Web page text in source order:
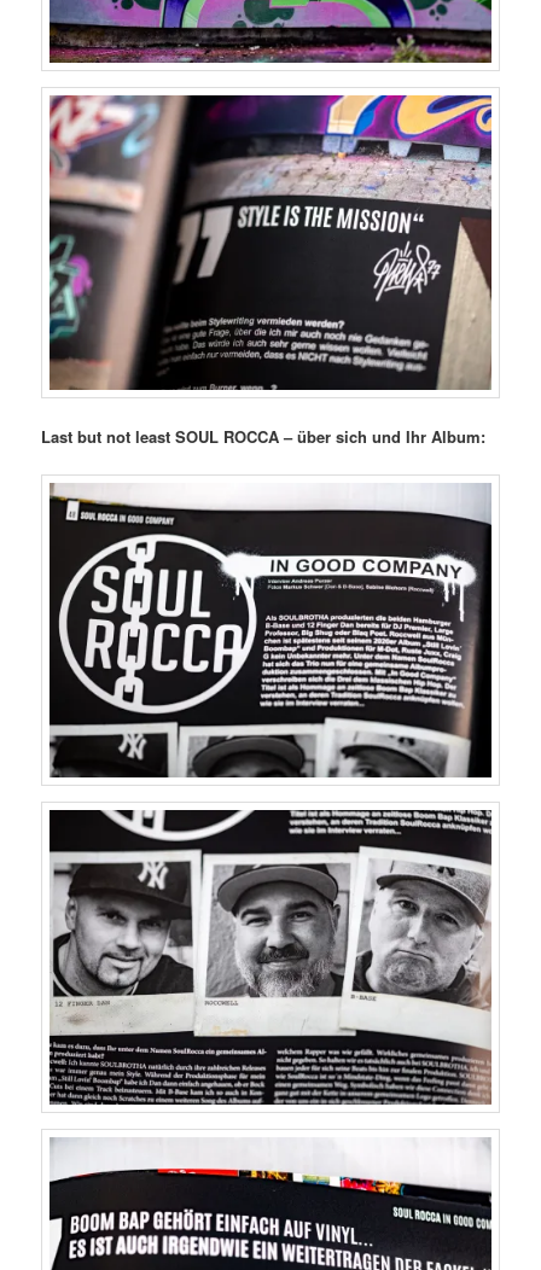
Last but not least SOUL ROCCA – über sich und Ihr Album: